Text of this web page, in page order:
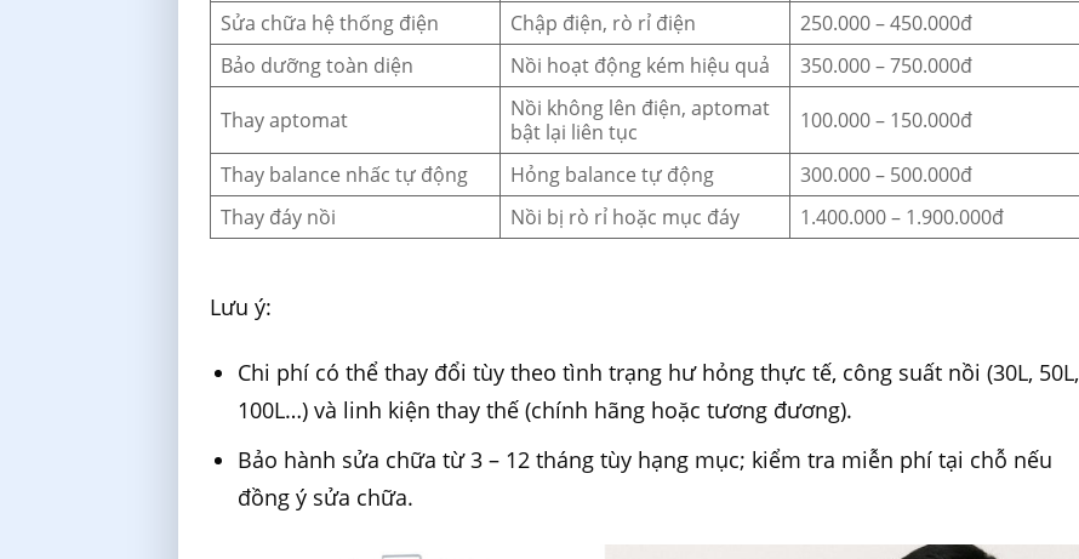
Sửa chữa hệ thống điện
Chập điện, rò rỉ điện
250.000 – 450.000đ
Bảo dưỡng toàn diện
Nồi hoạt động kém hiệu quả 350.000 – 750.000đ
Thay aptomat
Nồi không lên điện, aptomat
bật lại liên tục
100.000 – 150.000đ
Thay balance nhấc tự động Hỏng balance tự động
300.000 – 500.000đ
Thay đáy nồi
Nồi bị rò rỉ hoặc mục đáy 1.400.000 – 1.900.000đ
Lưu ý:
Chi phí có thể thay đổi tùy theo tình trạng hư hỏng thực tế, công suất nồi (30L, 50L,
100L…) và linh kiện thay thế (chính hãng hoặc tương đương).
Bảo hành sửa chữa từ 3 – 12 tháng tùy hạng mục; kiểm tra miễn phí tại chỗ nếu
đồng ý sửa chữa.